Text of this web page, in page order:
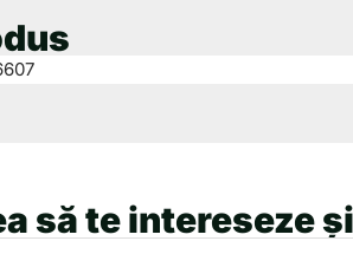
să te intereseze